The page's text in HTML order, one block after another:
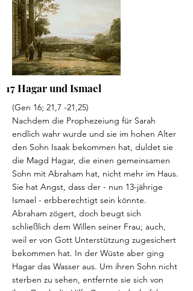
(Gen 16; 21,7 -21,25)
Nachdem die Prophezeiung für Sarah
endlich wahr wurde und sie im hohen Alter
den Sohn Isaak bekommen hat, duldet sie
die Magd Hagar, die einen gemeinsamen
Sohn mit Abraham hat, nicht mehr im Haus.
Sie hat Angst, dass der - nun 13-jährige
Ismael - erbberechtigt sein könnte.
Abraham zögert, doch beugt sich
schließlich dem Willen seiner Frau; auch,
weil er von Gott Unterstützung zugesichert
bekommen hat. In der Wüste aber ging
Hagar das Wasser aus. Um ihren Sohn nicht
sterben zu sehen, entfernte sie sich von
17 Hagar und Ismael